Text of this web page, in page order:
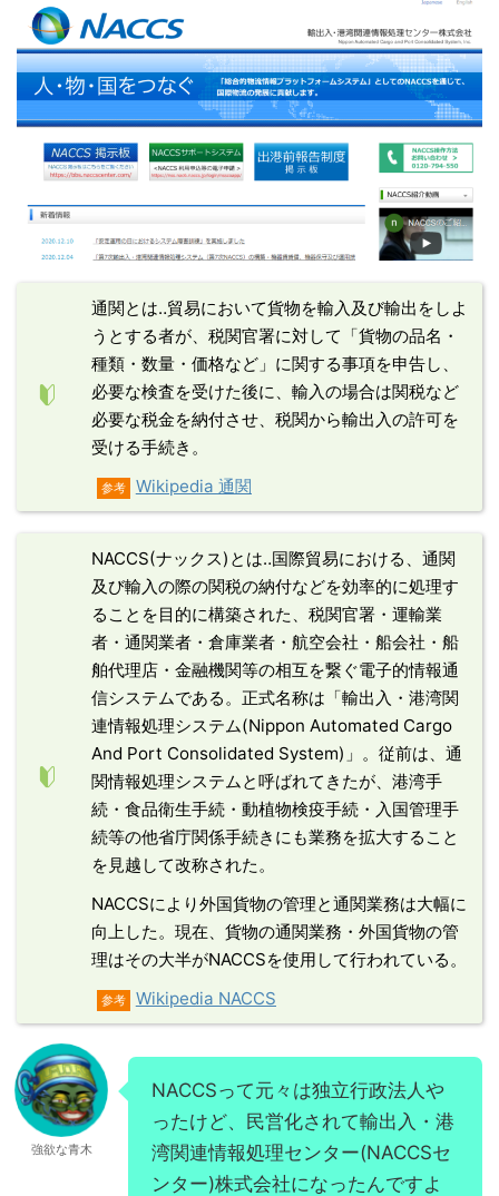
通関とは‥貿易において貨物を輸入及び輸出をしよ
うとする者が、税関官署に対して「貨物の品名・
種類・数量・価格など」に関する事項を申告し、
必要な検査を受けた後に、輸入の場合は関税など
必要な税金を納付させ、税関から輸出入の許可を
受ける手続き。
参考 Wikipedia 通関
NACCS(ナックス)とは‥国際貿易における、通関
及び輸入の際の関税の納付などを効率的に処理す
ることを目的に構築された、税関官署・運輸業
者・通関業者・倉庫業者・航空会社・船会社・船
舶代理店・金融機関等の相互を繋ぐ電子的情報通
信システムである。正式名称は「輸出入・港湾関
連情報処理システム(Nippon Automated Cargo
And Port Consolidated System)」。従前は、通
関情報処理システムと呼ばれてきたが、港湾手
続・食品衛生手続・動植物検疫手続・入国管理手
続等の他省庁関係手続きにも業務を拡大すること
を見越して改称された。
NACCSにより外国貨物の管理と通関業務は大幅に
向上した。現在、貨物の通関業務・外国貨物の管
理はその大半がNACCSを使用して行われている。
参考 Wikipedia NACCS
強欲な青木
NACCSって元々は独立行政法人や
ったけど、民営化されて輸出入・港
湾関連情報処理センター(NACCSセ
ンター)株式会社になったんですよ